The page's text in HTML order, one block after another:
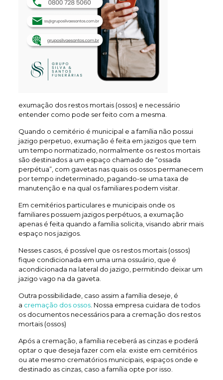
exumação dos restos mortais (ossos) e necessário
entender como pode ser feito com a mesma.
Quando o cemitério é municipal e a família não possui
jazigo perpetuo, exumação é feita em jazigos que tem
um tempo normatizado, normalmente os restos mortais
são destinados a um espaço chamado de “ossada
perpétua”, com gavetas nas quais os ossos permanecem
por tempo indeterminado, pagando-se uma taxa de
manutenção e na qual os familiares podem visitar.
Em cemitérios particulares e municipais onde os
familiares possuem jazigos perpétuos, a exumação
apenas é feita quando a família solicita, visando abrir mais
espaço nos jazigos.
Nesses casos, é possível que os restos mortais (ossos)
fique condicionada em uma urna ossuário, que é
acondicionada na lateral do jazigo, permitindo deixar um
jazigo vago na da gaveta.
Outra possibilidade, caso assim a família deseje, é
a cremação dos ossos. Nossa empresa cuidara de todos
os documentos necessários para a cremação dos restos
mortais (ossos)
Após a cremação, a família receberá as cinzas e poderá
optar o que deseja fazer com ela: existe em cemitérios
ou ate mesmo crematórios municipais, espaços onde e
destinado as cinzas, caso a família opte por isso.